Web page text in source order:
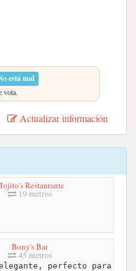
está mal
vota.
Actualizar información
Restaurante
19 metros
Bony's Bar
45 metros
perfecto para